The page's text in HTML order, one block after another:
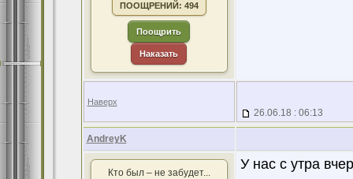
ПООЩРЕНИЙ: 494
Поощрить
Наказать
Наверх
26.06.18 : 06:13
AndreyK
Кто был – не забудет...
У нас с утра